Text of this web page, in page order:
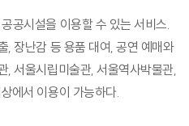
공시설을 이용할 수 있는 서비스.
, 장난감 등 용품 대여, 공연 예매와
, 서울시립미술관, 서울역사박물관,
에서 이용이 가능하다.